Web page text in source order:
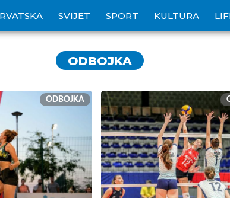
SVIJET SPORT KULTURA
ODBOJKA
ODBOJKA